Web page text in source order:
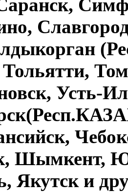
Тольятти,
Усть-
Шымкент,
Якутск и